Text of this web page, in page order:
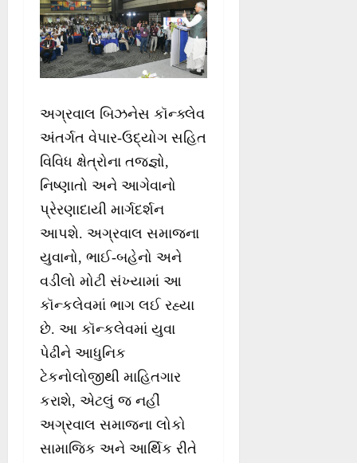
અગ્રવાલ બિઝનેસ કૉન્ક્લેવ
અંતર્ગત વેપાર-ઉદ્યોગ સહિત
વિવિધ ક્ષેત્રોના તજજ્ઞો,
નિષ્ણાતો અને આગેવાનો
પ્રેરણાદાયી માર્ગદર્શન
આપશે. અગ્રવાલ સમાજના
યુવાનો, ભાઈ-બહેનો અને
વડીલો મોટી સંખ્યામાં આ
કૉન્કલેવમાં ભાગ લઈ રહ્યા
છે. આ કૉન્કલેવમાં યુવા
પેઢીને આધુનિક
ટેકનોલોજીથી માહિતગાર
કરાશે, એટલું જ નહીં
અગ્રવાલ સમાજના લોકો
સામાજિક અને આર્થિક રીતે